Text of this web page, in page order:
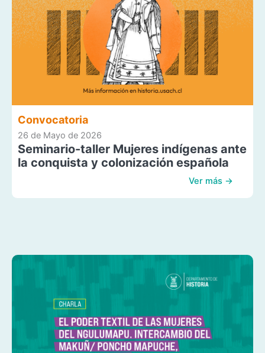
Convocatoria
26 de Mayo de 2026
Seminario-taller Mujeres indígenas ante
la conquista y colonización española
Ver más →